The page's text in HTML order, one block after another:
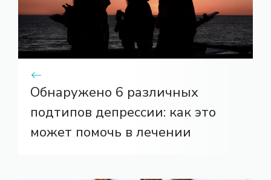
Обнаружено 6 различных
подтипов депрессии: как это
может помочь в лечении